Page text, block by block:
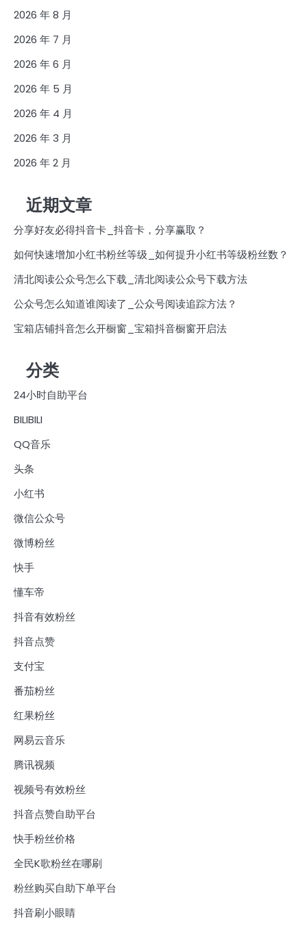
2026 年 8 月
2026 年 7 月
2026 年 6 月
2026 年 5 月
2026 年 4 月
2026 年 3 月
2026 年 2 月
近期文章
分享好友必得抖音卡_抖音卡，分享赢取？
如何快速增加小红书粉丝等级_如何提升小红书等级粉丝数？
清北阅读公众号怎么下载_清北阅读公众号下载方法
公众号怎么知道谁阅读了_公众号阅读追踪方法？
宝箱店铺抖音怎么开橱窗_宝箱抖音橱窗开启法
分类
24小时自助平台
BILIBILI
QQ音乐
头条
小红书
微信公众号
微博粉丝
快手
懂车帝
抖音有效粉丝
抖音点赞
支付宝
番茄粉丝
红果粉丝
网易云音乐
腾讯视频
视频号有效粉丝
抖音点赞自助平台
快手粉丝价格
全民K歌粉丝在哪刷
粉丝购买自助下单平台
抖音刷小眼睛